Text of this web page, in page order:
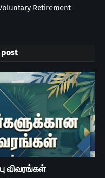
Retirement
post
விவரங்கள்